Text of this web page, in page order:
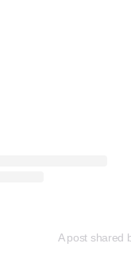
A post shared